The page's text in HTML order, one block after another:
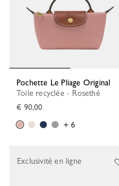
Pochette Le Pliage Original
Toile recyclée - Rosethé
€ 90,00
+ 6
Exclusivité en ligne